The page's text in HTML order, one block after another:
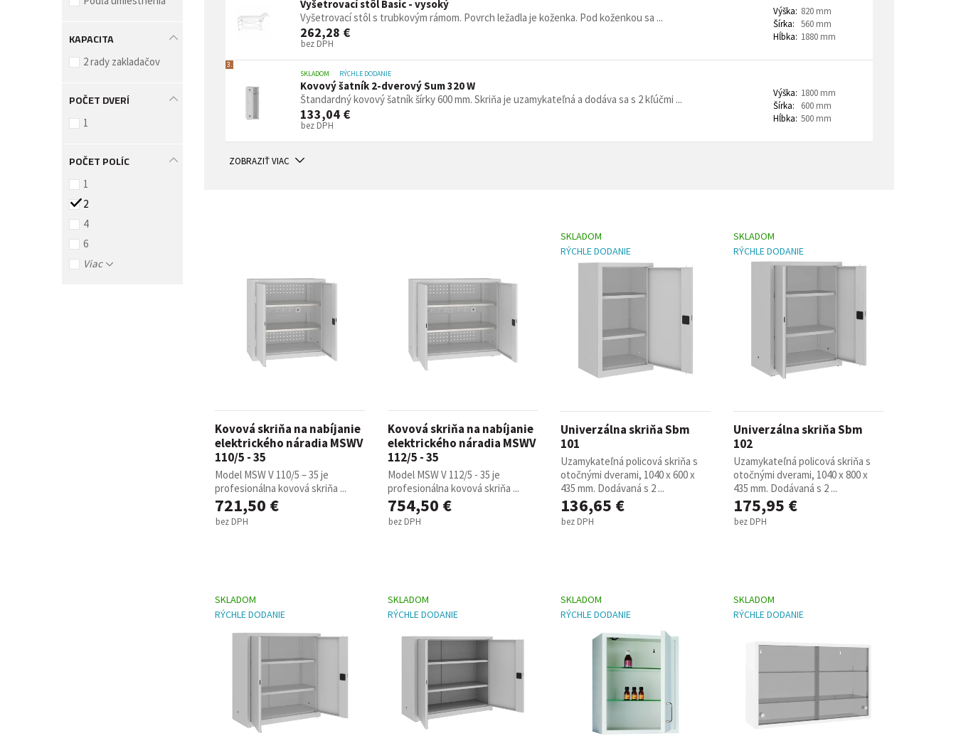
KAPACITA
2 rady zakladačov
POČET DVERÍ
1
POČET POLÍC
1
2
4
6
Viac
Vyšetrovací stôl Basic - vysoký
Vyšetrovací stôl s trubkovým rámom. Povrch ležadla je koženka. Pod koženkou sa ...
262,28 €
bez DPH
Výška: 820 mm
Šírka: 560 mm
Hĺbka: 1880 mm
3.
SKLADOM
RÝCHLE DODANIE
Kovový šatník 2-dverový Sum 320 W
Štandardný kovový šatník šírky 600 mm. Skriňa je uzamykateľná a dodáva sa s 2 kľúčmi ...
133,04 €
bez DPH
Výška: 1800 mm
Šírka:
600 mm
Hĺbka: 500 mm
ZOBRAZIŤ VIAC
Kovová skriňa na nabíjanie
elektrického náradia MSWV
110/5 - 35
Model MSW V 110/5 – 35 je
profesionálna kovová skriňa ...
721,50 €
bez DPH
Kovová skriňa na nabíjanie
elektrického náradia MSWV
112/5 - 35
Model MSW V 112/5 - 35 je
profesionálna kovová skriňa ...
754,50 €
bez DPH
SKLADOM
RÝCHLE DODANIE
Univerzálna skriňa Sbm
101
Uzamykateľná policová skriňa s
otočnými dverami, 1040 x 600 x
435 mm. Dodávaná s 2 ...
136,65 €
bez DPH
SKLADOM
RÝCHLE DODANIE
Univerzálna skriňa Sbm
102
Uzamykateľná policová skriňa s
otočnými dverami, 1040 x 800 x
435 mm. Dodávaná s 2 ...
175,95 €
bez DPH
SKLADOM
RÝCHLE DODANIE
SKLADOM
RÝCHLE DODANIE
SKLADOM
RÝCHLE DODANIE
SKLADOM
RÝCHLE DODANIE